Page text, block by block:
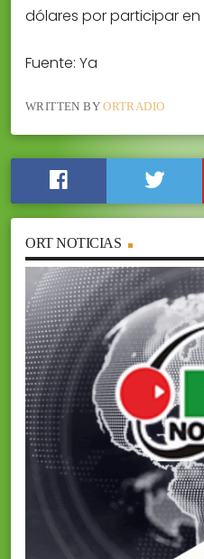
dólares por participar
Fuente: Ya
WRITTEN BYORTRADIO
ORT NOTICIAS